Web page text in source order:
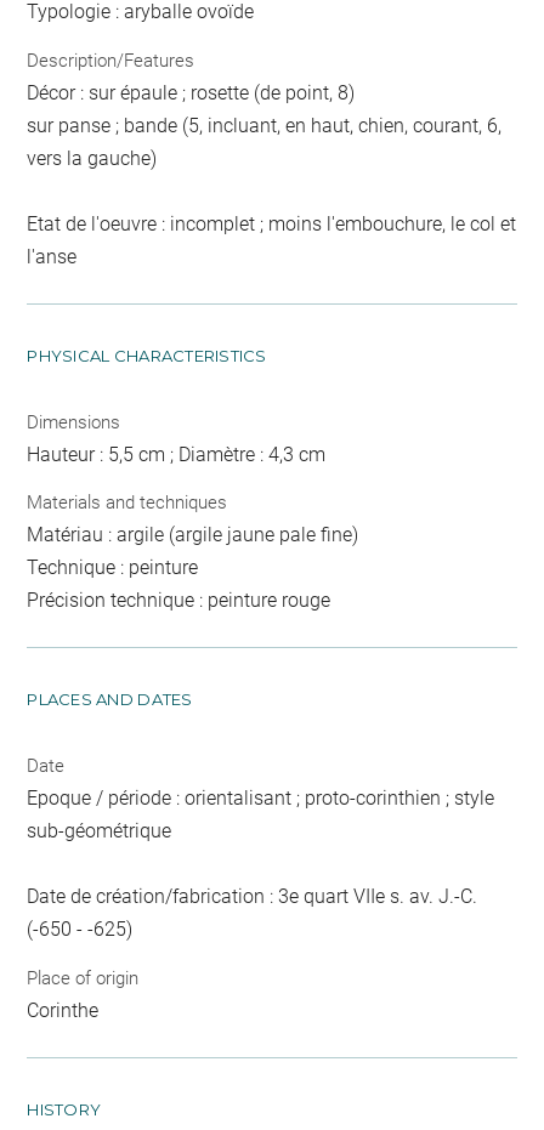
Typologie : aryballe ovoïde
Description/Features
Décor : sur épaule ; rosette (de point, 8)
sur panse ; bande (5, incluant, en haut, chien, courant, 6,
vers la gauche)
Etat de l'oeuvre : incomplet ; moins l'embouchure, le col et
l'anse
PHYSICAL CHARACTERISTICS
Dimensions
Hauteur : 5,5 cm ; Diamètre : 4,3 cm
Materials and techniques
Matériau : argile (argile jaune pale fine)
Technique : peinture
Précision technique : peinture rouge
PLACES AND DATES
Date
Epoque / période : orientalisant ; proto-corinthien ; style
sub-géométrique
Date de création/fabrication : 3e quart VIIe s. av. J.-C.
(-650 - -625)
Place of origin
Corinthe
HISTORY